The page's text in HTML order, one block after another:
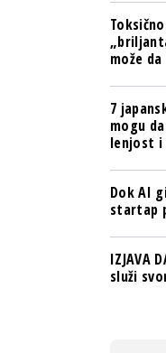
može
7
mogu
lenjost
Dok AI
startap
IZJAVA
služi